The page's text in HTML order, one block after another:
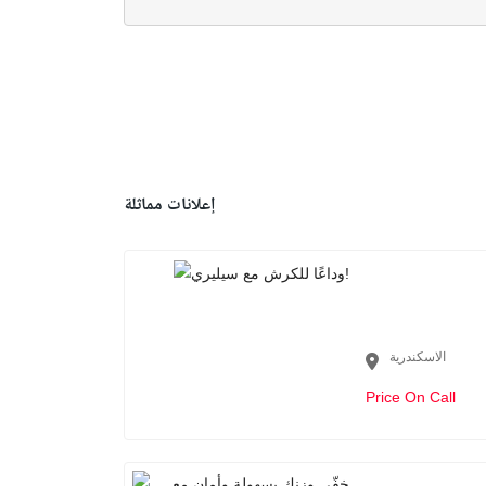
إعلانات مماثلة
الاسكندرية
Price On Call